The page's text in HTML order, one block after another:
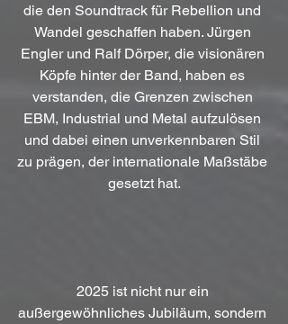
die den Soundtrack für Rebellion und
Wandel geschaffen haben. Jürgen
Engler und Ralf Dörper, die visionären
Köpfe hinter der Band, haben es
verstanden, die Grenzen zwischen
EBM, Industrial und Metal aufzulösen
und dabei einen unverkennbaren Stil
zu prägen, der internationale Maßstäbe
gesetzt hat.
2025 ist nicht nur ein
außergewöhnliches Jubiläum, sondern